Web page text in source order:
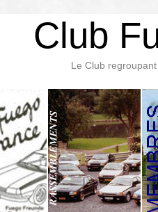
Club
Le Club